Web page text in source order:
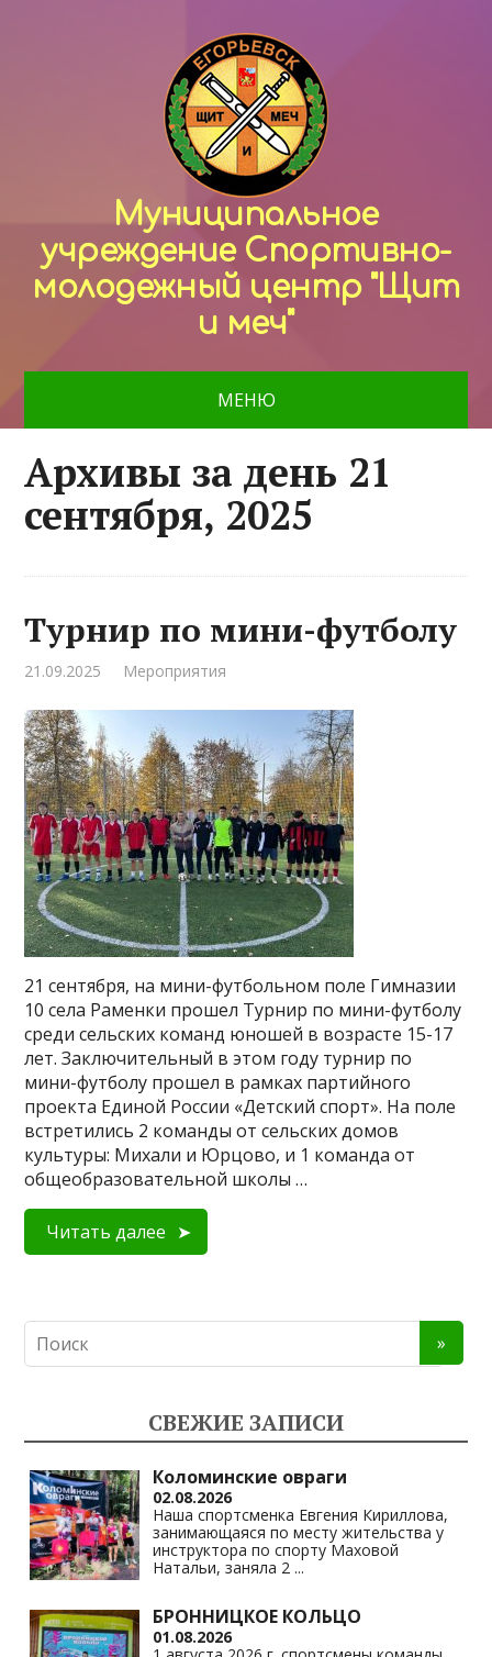
Муниципальное
учреждение Спортивно-
молодежный центр "Щит
и меч"
МЕНЮ
Архивы за день 21
сентября, 2025
Турнир по мини-футболу
21.09.2025 Мероприятия
21 сентября, на мини-футбольном поле Гимназии
10 села Раменки прошел Турнир по мини-футболу
среди сельских команд юношей в возрасте 15-17
лет. Заключительный в этом году турнир по
мини-футболу прошел в рамках партийного
проекта Единой России «Детский спорт». На поле
встретились 2 команды от сельских домов
культуры: Михали и Юрцово, и 1 команда от
общеобразовательной школы …
Читать далее
СВЕЖИЕ ЗАПИСИ
Коломинские овраги
02.08.2026
Наша спортсменка Евгения Кириллова,
занимающаяся по месту жительства у
инструктора по спорту Маховой
Натальи, заняла 2 ...
БРОННИЦКОЕ КОЛЬЦО
01.08.2026